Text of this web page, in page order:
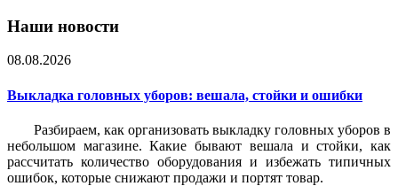
Наши новости
08.08.2026
Выкладка головных уборов: вешала, стойки и ошибки
Разбираем, как организовать выкладку головных уборов в
небольшом магазине. Какие бывают вешала и стойки, как
рассчитать количество оборудования и избежать типичных
ошибок, которые снижают продажи и портят товар.